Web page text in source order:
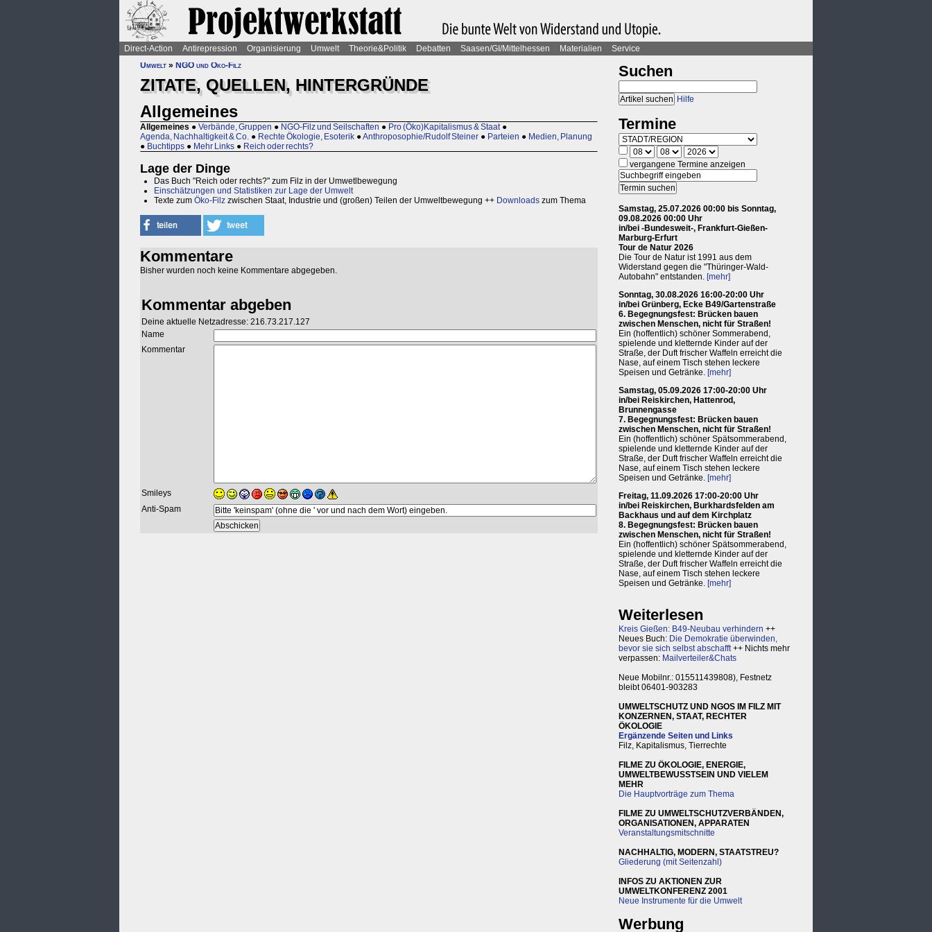
Direct-Action Antirepression Organisierung Umwelt Theorie&Politik Debatten Saasen/GI/Mittelhessen Materialien
Service
Umwelt » NGO und Öko-Filz
ZITATE, QUELLEN, HINTERGRÜNDE
Allgemeines
Allgemeines ● Verbände, Gruppen ● NGO-Filz und Seilschaften ● Pro (Öko)Kapitalismus & Staat ●
Agenda, Nachhaltigkeit & Co. ● Rechte Ökologie, Esoterik ●Anthroposophie/Rudolf Steiner ● Parteien ● Medien, Planung
● Buchtipps ● Mehr Links ● Reich oder rechts?
Lage der Dinge
Das Buch "Reich oder rechts?" zum Filz in der Umwetlbewegung
Einschätzungen und Statistiken zur Lage der Umwelt
Texte zum Öko-Filz zwischen Staat, Industrie und (großen) Teilen der Umweltbewegung ++ Downloads zum Thema
Kommentare
Bisher wurden noch keine Kommentare abgegeben.
Kommentar abgeben
Deine aktuelle Netzadresse: 216.73.217.127
Name
Kommentar
Smileys
Anti-Spam
Suchen
Hilfe
Termine
vergangene Termine anzeigen
Samstag, 25.07.2026 00:00 bis Sonntag,
09.08.2026 00:00 Uhr
in/bei -Bundesweit-, Frankfurt-Gießen-
Marburg-Erfurt
Tour de Natur 2026
Die Tour de Natur ist 1991 aus dem
Widerstand gegen die "Thüringer-Wald-
Autobahn" entstanden. [mehr]
Sonntag, 30.08.2026 16:00-20:00 Uhr
in/bei Grünberg, Ecke B49/Gartenstraße
6. Begegnungsfest: Brücken bauen
zwischen Menschen, nicht für Straßen!
Ein (hoffentlich) schöner Sommerabend,
spielende und kletternde Kinder auf der
Straße, der Duft frischer Waffeln erreicht die
Nase, auf einem Tisch stehen leckere
Speisen und Getränke. [mehr]
Samstag, 05.09.2026 17:00-20:00 Uhr
in/bei Reiskirchen, Hattenrod,
Brunnengasse
7. Begegnungsfest: Brücken bauen
zwischen Menschen, nicht für Straßen!
Ein (hoffentlich) schöner Spätsommerabend,
spielende und kletternde Kinder auf der
Straße, der Duft frischer Waffeln erreicht die
Nase, auf einem Tisch stehen leckere
Speisen und Getränke. [mehr]
Freitag, 11.09.2026 17:00-20:00 Uhr
in/bei Reiskirchen, Burkhardsfelden am
Backhaus und auf dem Kirchplatz
8. Begegnungsfest: Brücken bauen
zwischen Menschen, nicht für Straßen!
Ein (hoffentlich) schöner Spätsommerabend,
spielende und kletternde Kinder auf der
Straße, der Duft frischer Waffeln erreicht die
Nase, auf einem Tisch stehen leckere
Speisen und Getränke. [mehr]
Weiterlesen
Kreis Gießen: B49-Neubau verhindern ++
Neues Buch: Die Demokratie überwinden,
bevor sie sich selbst abschafft++ Nichts mehr
verpassen: Mailverteiler&Chats
Neue Mobilnr.: 015511439808), Festnetz
bleibt 06401-903283
UMWELTSCHUTZ UND NGOS IM FILZ MIT
KONZERNEN, STAAT, RECHTER
ÖKOLOGIE
Ergänzende Seiten und Links
Filz, Kapitalismus, Tierrechte
FILME ZU ÖKOLOGIE, ENERGIE,
UMWELTBEWUSSTSEIN UND VIELEM
MEHR
Die Hauptvorträge zum Thema
FILME ZU UMWELTSCHUTZVERBÄNDEN,
ORGANISATIONEN, APPARATEN
Veranstaltungsmitschnitte
NACHHALTIG, MODERN, STAATSTREU?
Gliederung (mit Seitenzahl)
INFOS ZU AKTIONEN ZUR
UMWELTKONFERENZ 2001
Neue Instrumente für die Umwelt
Werbung